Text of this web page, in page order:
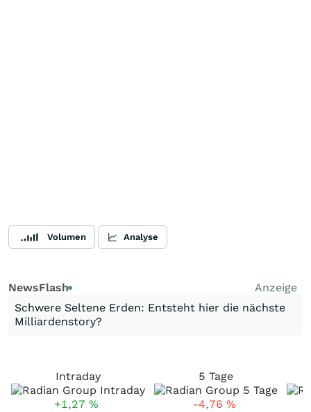
Volumen Analyse
NewsFlash
Anzeige
Schwere Seltene Erden: Entsteht hier die nächste
Milliardenstory?
Intraday
+1,27 %
5 Tage
-4,76 %